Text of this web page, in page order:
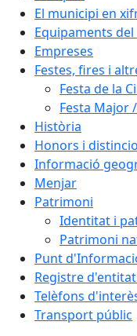
El municipi en
Equipaments
Empreses
Festes, fires i
Festa de la
Festa Major
Història
Honors i
Informació
Menjar
Patrimoni
Identitat i
Patrimoni
Punt
Registre
Telèfons
Transport públic